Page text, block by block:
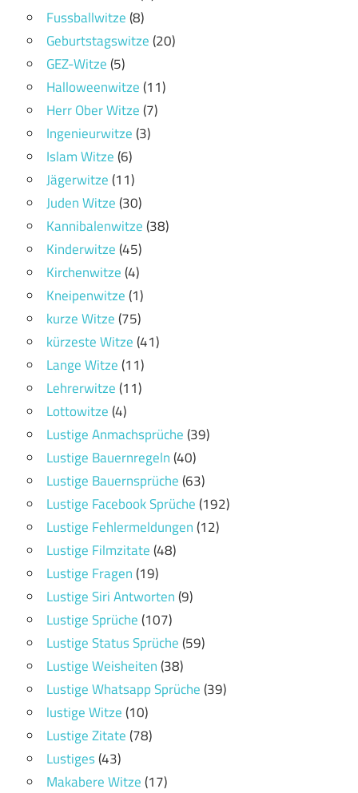
Fussballwitze(8)
Geburtstagswitze(20)
GEZ-Witze(5)
Halloweenwitze(11)
Herr Ober Witze(7)
Ingenieurwitze(3)
Islam Witze(6)
Jägerwitze(11)
Juden Witze(30)
Kannibalenwitze(38)
Kinderwitze(45)
Kirchenwitze(4)
Kneipenwitze(1)
kurze Witze(75)
kürzeste Witze(41)
Lange Witze(11)
Lehrerwitze(11)
Lottowitze(4)
Lustige Anmachsprüche(39)
Lustige Bauernregeln(40)
Lustige Bauernsprüche(63)
Lustige Facebook Sprüche(192)
Lustige Fehlermeldungen(12)
Lustige Filmzitate(48)
Lustige Fragen(19)
Lustige Siri Antworten(9)
Lustige Sprüche(107)
Lustige Status Sprüche(59)
Lustige Weisheiten(38)
Lustige Whatsapp Sprüche(39)
lustige Witze(10)
Lustige Zitate(78)
Lustiges(43)
Makabere Witze(17)